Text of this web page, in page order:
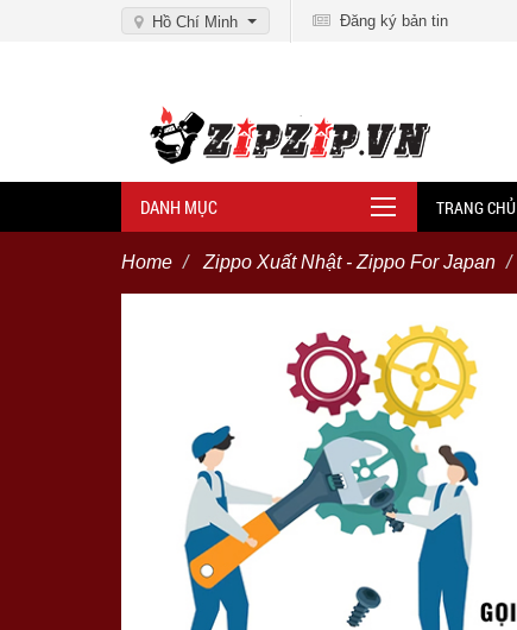
Hồ Chí Minh Đăng ký bản tin
DANH MỤC TRANG CHỦ
Home Zippo Xuất Nhật - Zippo For Japan